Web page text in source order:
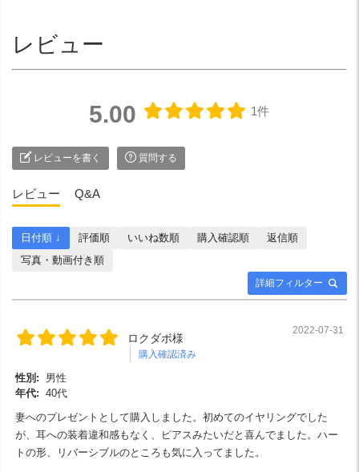
レビュー
5.00 1件
レビューを書く 質問する
レビュー Q&A
詳細フィルター
日付順 ↓ 評価順 いいね数順 購入確認順
返信順
写真・動画付き順
ロクダボ様
購入確認済み
2022-07-31
性別:
男性
年代: 40代
妻へのプレゼントとして購入しました。初めてのイヤリングでした
が、耳への装着違和感もなく、ピアスみたいだと喜んでました。ハー
トの形、リバーシブルのところも気に入ってました。